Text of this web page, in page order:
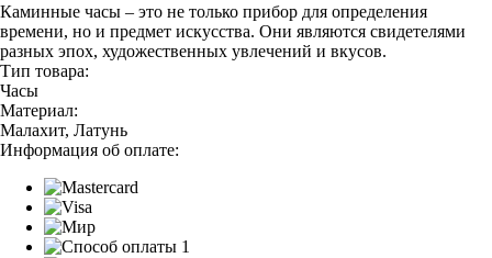
Каминные часы – это не только прибор для определения
времени, но и предмет искусства. Они являются свидетелями
разных эпох, художественных увлечений и вкусов.
Тип товара:
Часы
Материал:
Малахит, Латунь
Информация об оплате: